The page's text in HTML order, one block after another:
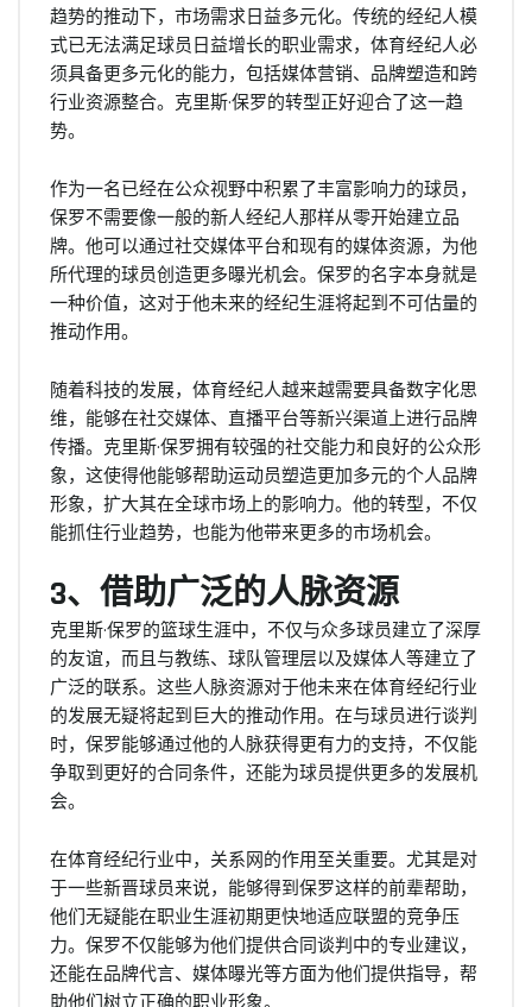
趋势的推动下，市场需求日益多元化。传统的经纪人模
式已无法满足球员日益增长的职业需求，体育经纪人必
须具备更多元化的能力，包括媒体营销、品牌塑造和跨
行业资源整合。克里斯·保罗的转型正好迎合了这一趋
势。
作为一名已经在公众视野中积累了丰富影响力的球员，
保罗不需要像一般的新人经纪人那样从零开始建立品
牌。他可以通过社交媒体平台和现有的媒体资源，为他
所代理的球员创造更多曝光机会。保罗的名字本身就是
一种价值，这对于他未来的经纪生涯将起到不可估量的
推动作用。
随着科技的发展，体育经纪人越来越需要具备数字化思
维，能够在社交媒体、直播平台等新兴渠道上进行品牌
传播。克里斯·保罗拥有较强的社交能力和良好的公众形
象，这使得他能够帮助运动员塑造更加多元的个人品牌
形象，扩大其在全球市场上的影响力。他的转型，不仅
能抓住行业趋势，也能为他带来更多的市场机会。
3、借助广泛的人脉资源
克里斯·保罗的篮球生涯中，不仅与众多球员建立了深厚
的友谊，而且与教练、球队管理层以及媒体人等建立了
广泛的联系。这些人脉资源对于他未来在体育经纪行业
的发展无疑将起到巨大的推动作用。在与球员进行谈判
时，保罗能够通过他的人脉获得更有力的支持，不仅能
争取到更好的合同条件，还能为球员提供更多的发展机
会。
在体育经纪行业中，关系网的作用至关重要。尤其是对
于一些新晋球员来说，能够得到保罗这样的前辈帮助，
他们无疑能在职业生涯初期更快地适应联盟的竞争压
力。保罗不仅能够为他们提供合同谈判中的专业建议，
还能在品牌代言、媒体曝光等方面为他们提供指导，帮
助他们树立正确的职业形象。